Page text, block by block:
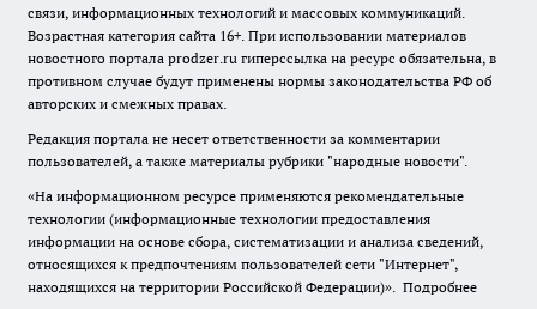
связи, информационных технологий и массовых коммуникаций.
Возрастная категория сайта 16+. При использовании материалов
новостного портала prodzer.ru гиперссылка на ресурс обязательна, в
противном случае будут применены нормы законодательства РФ об
авторских и смежных правах.
Редакция портала не несет ответственности за комментарии
пользователей, а также материалы рубрики "народные новости".
«На информационном ресурсе применяются рекомендательные
технологии (информационные технологии предоставления
информации на основе сбора, систематизации и анализа сведений,
относящихся к предпочтениям пользователей сети "Интернет",
находящихся на территории Российской Федерации)». Подробнее